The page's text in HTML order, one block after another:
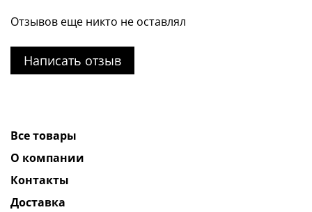
Отзывов еще никто не оставлял
Написать отзыв
Все товары
О компании
Контакты
Доставка